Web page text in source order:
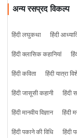
अन्य रसप्रद विकल्प
हिंदी लघुकथा हिंदी
हिंदी क्लासिक कहानियां
हिंदी कविता
हिंदी यात्रा
हिंदी जासूसी कहानी
हिंदी
हिंदी मानवीय विज्ञान
हिंदी
हिंदी पकाने की विधि
हिंदी